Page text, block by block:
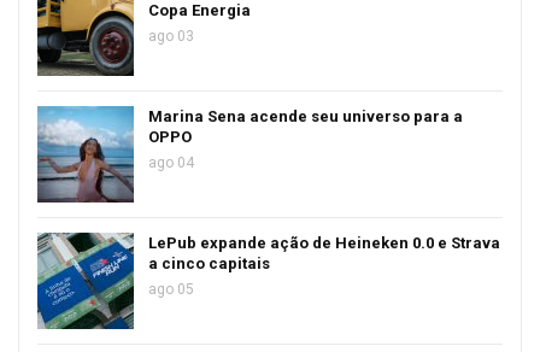
Copa Energia
ago 03
Marina Sena acende seu universo para a
OPPO
ago 04
LePub expande ação de Heineken 0.0 e Strava
a cinco capitais
ago 05